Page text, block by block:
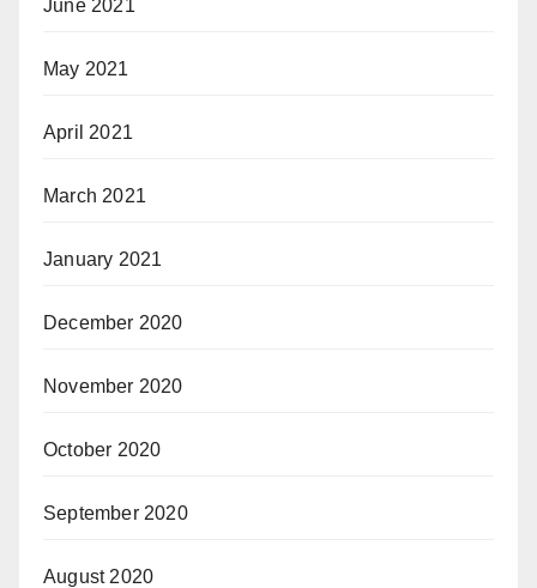
June 2021
May 2021
April 2021
March 2021
January 2021
December 2020
November 2020
October 2020
September 2020
August 2020